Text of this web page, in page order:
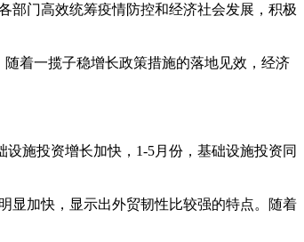
门高效统筹疫情防控和经济社会发展，积极
着一揽子稳增长政策措施的落地见效，经济
施投资增长加快，1-5月份，基础设施投资同
加快，显示出外贸韧性比较强的特点。随着